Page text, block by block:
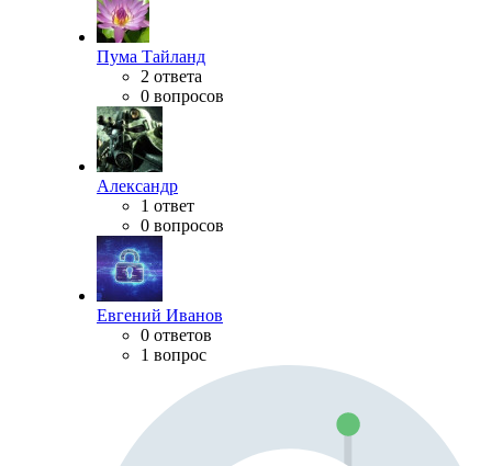
Пума Тайланд
2 ответа
0 вопросов
Александр
1 ответ
0 вопросов
Евгений Иванов
0 ответов
1 вопрос